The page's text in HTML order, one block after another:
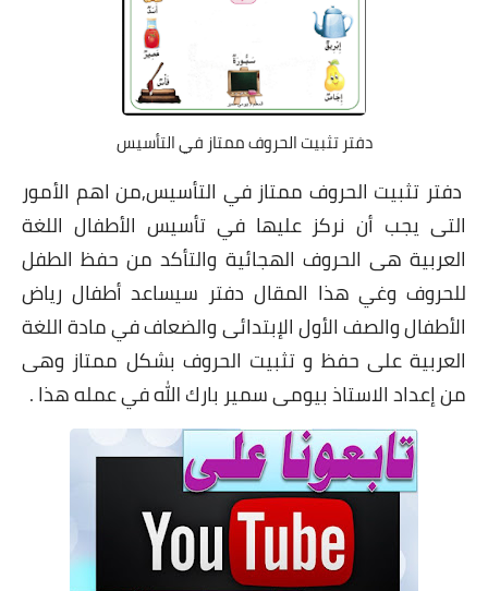
دفتر تثبيت الحروف ممتاز في التأسيس
دفتر تثبيت الحروف ممتاز في التأسيس,من اهم الأمور
التى يجب أن نركز عليها في تأسيس الأطفال اللغة
العربية هى الحروف الهجائية والتأكد من حفظ الطفل
للحروف وغي هذا المقال دفتر سيساعد أطفال رياض
الأطفال والصف الأول الإبتدائى والضعاف في مادة اللغة
العربية على حفظ و تثبيت الحروف بشكل ممتاز وهى
من إعداد الاستاذ بيومى سمير بارك الله في عمله هذا .